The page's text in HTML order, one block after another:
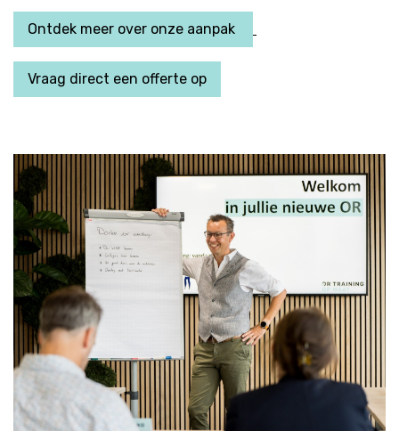
Ontdek meer over onze aanpak
Vraag direct een offerte op